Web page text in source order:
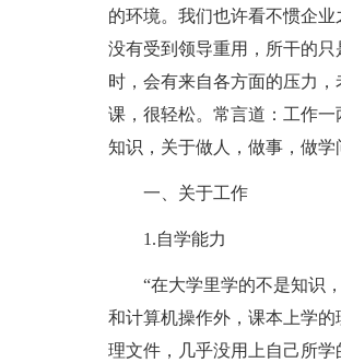
的环境。我们也许看不惯企
没有受到领导重用，所干的
时，会有来自各方面的压力
课，很轻松。常言道：工作
知识，关于做人，做事，做学
一、关于工作
1.自学能力
“在大学里学的不是知识
和计算机操作外，课本上学
理文件，几乎没用上自己所